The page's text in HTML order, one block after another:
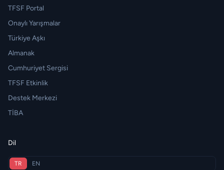
TFSF Portal
Onaylı Yarışmalar
Türkiye Aşkı
Almanak
Cumhuriyet Sergisi
TFSF Etkinlik
Destek Merkezi
TİBA
Dil
TR EN